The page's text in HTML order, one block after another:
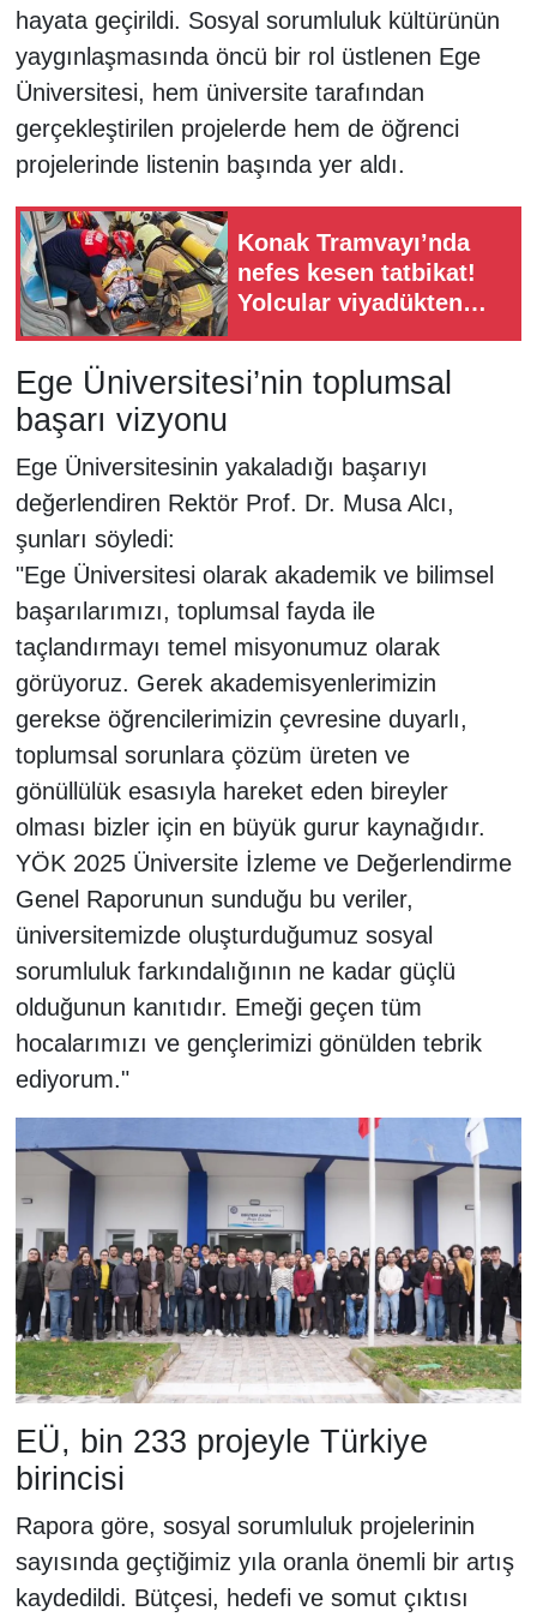
hayata geçirildi. Sosyal sorumluluk kültürünün
yaygınlaşmasında öncü bir rol üstlenen Ege
Üniversitesi, hem üniversite tarafından
gerçekleştirilen projelerde hem de öğrenci
projelerinde listenin başında yer aldı.
Konak Tramvayı’nda
nefes kesen tatbikat!
Yolcular viyadükten
Ege Üniversitesi’nin toplumsal
başarı vizyonu
Ege Üniversitesinin yakaladığı başarıyı
değerlendiren Rektör Prof. Dr. Musa Alcı,
şunları söyledi:
"Ege Üniversitesi olarak akademik ve bilimsel
başarılarımızı, toplumsal fayda ile
taçlandırmayı temel misyonumuz olarak
görüyoruz. Gerek akademisyenlerimizin
gerekse öğrencilerimizin çevresine duyarlı,
toplumsal sorunlara çözüm üreten ve
gönüllülük esasıyla hareket eden bireyler
olması bizler için en büyük gurur kaynağıdır.
YÖK 2025 Üniversite İzleme ve Değerlendirme
Genel Raporunun sunduğu bu veriler,
üniversitemizde oluşturduğumuz sosyal
sorumluluk farkındalığının ne kadar güçlü
olduğunun kanıtıdır. Emeği geçen tüm
hocalarımızı ve gençlerimizi gönülden tebrik
ediyorum."
EÜ, bin 233 projeyle Türkiye
birincisi
Rapora göre, sosyal sorumluluk projelerinin
sayısında geçtiğimiz yıla oranla önemli bir artış
kaydedildi. Bütçesi, hedefi ve somut çıktısı